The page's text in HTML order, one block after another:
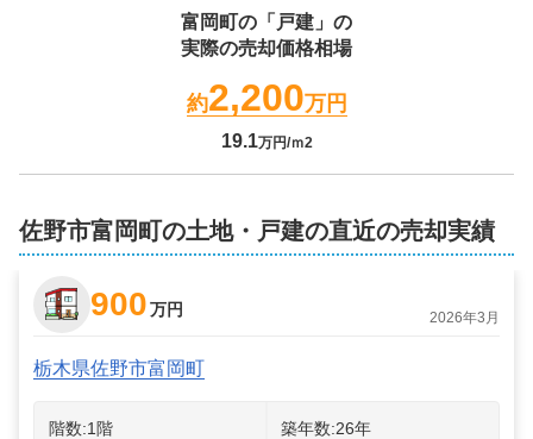
富岡町の「戸建」の
実際の売却価格相場
約2,200万円
19.1万円/ｍ2
佐野市富岡町の土地・戸建の直近の売却実績
900万円 2026年3月
栃木県佐野市富岡町
階数:1 階 築年数:26年